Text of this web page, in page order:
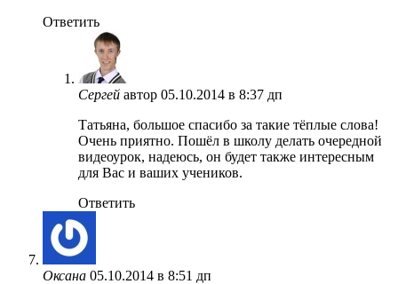
Ответить
Сергей автор 05.10.2014 в 8:37 дп
Татьяна, большое спасибо за такие тёплые слова!
Очень приятно. Пошёл в школу делать очередной
видеоурок, надеюсь, он будет также интересным
для Вас и ваших учеников.
Ответить
Оксана 05.10.2014 в 8:51 дп